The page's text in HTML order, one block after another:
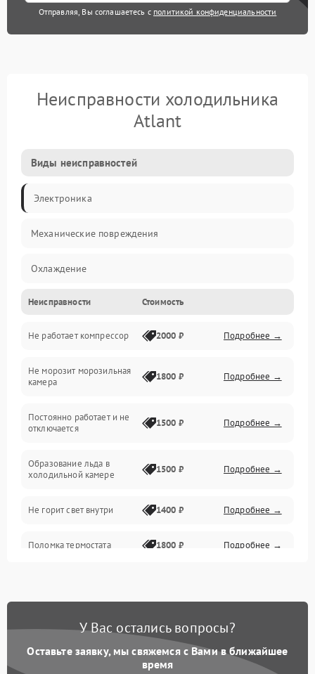
Отправляя, Вы соглашаетесь с политикой конфиденциальности
Неисправности холодильника
Atlant
Виды неисправностей
Электроника
Механические повреждения
Охлаждение
Механика
Электропитание
Дренаж
Неисправности Стоимость
Не работает компрессор 2000 ₽ Подробнее →
Не морозит морозильная
камера
1800 ₽ Подробнее →
Постоянно работает и не
отключается
1500 ₽ Подробнее →
Образование льда в
холодильной камере
1500 ₽ Подробнее →
Не горит свет внутри 1400 ₽ Подробнее →
Поломка термостата 1800 ₽ Подробнее →
Образование конденсата
1800 ₽ Подробнее →
У Вас остались вопросы?
Оставьте заявку, мы свяжемся с Вами в ближайшее
время